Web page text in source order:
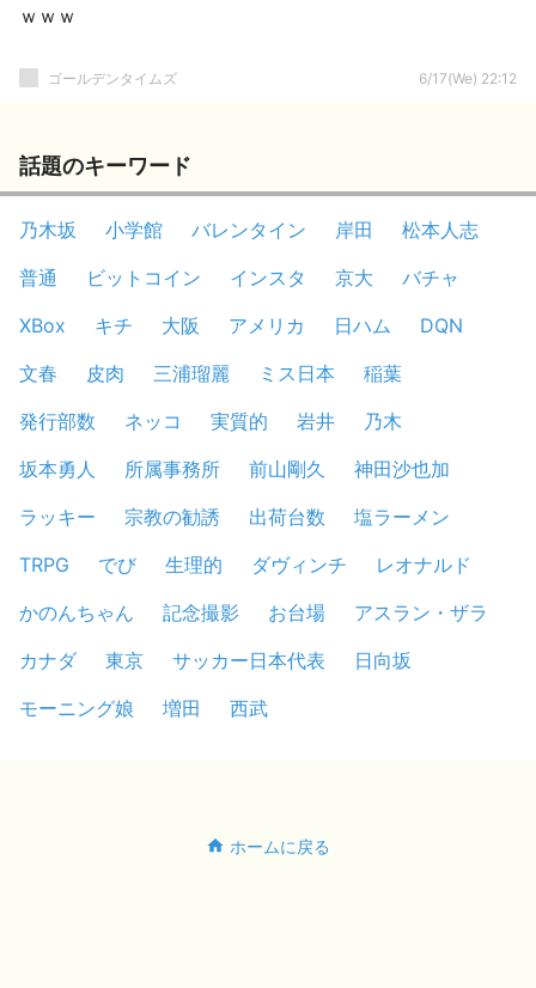
ｗｗｗ
ゴールデンタイムズ 6/17(We) 22:12
話題のキーワード
乃木坂 小学館 バレンタイン 岸田
松本人志
普通
ビットコイン インスタ 京大
バチャ
XBox
キチ 大阪 アメリカ 日ハム
DQN
文春
皮肉 三浦瑠麗 ミス日本
稲葉
発行部数
ネッコ 実質的 岩井
乃木
坂本勇人
所属事務所 前山剛久
神田沙也加
ラッキー
宗教の勧誘 出荷台数
塩ラーメン
TRPG
でび 生理的 ダヴィンチ
レオナルド
かのんちゃん
記念撮影 お台場
アスラン・ザラ
カナダ
東京 サッカー日本代表
日向坂
モーニング娘
増田 西武
ホームに戻る